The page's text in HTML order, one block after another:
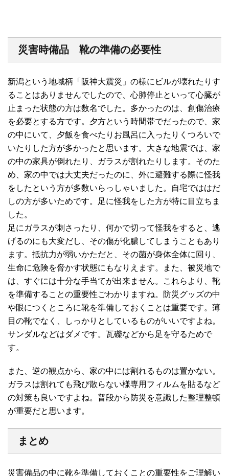
災害時備品 靴の準備の必要性
新潟という地域柄「阪神大震災」の様にビルが壊れたりす
ることはありませんでしたので、心肺停止といって心臓が
止まった状態の方は数名でした。多かったのは、創傷治療
を必要とする方です。夕方という時間帯でだったので、家
の中にいて、夕飯を食べたりお風呂に入ったりくつろいで
いたりした方が多かったと思います。大きな地震では、家
の中の家具が倒れたり、ガラスが割れたりします。そのた
め、家の中では大丈夫だったのに、外に避難する際に怪我
をしたという方が多数いらっしゃいました。自宅でははだ
しの方が多いためです。足に怪我をした方が特に目立ちま
した。
足にガラスが刺さったり、何かで切って怪我をすると、逃
げるのにも大変だし、その傷が化膿してしまうこともあり
ます。抵抗力が弱いかただと、その菌が身体全体に回り、
生命に危険を脅かす状態にもなりえます。また、被災地で
は、すぐには十分な手当てが出来ません。これらより、靴
を準備することの重要性ごわかりますね。防災グッズの中
や眼につくところに靴を準備しておくことは重要です。薄
目の靴でなく、しっかりとしているものがいいですよね。
サンダルなどはダメです。瓦礫などから足を守るためで
す。
また、逆の観点から、家の中には割れるものは置かない。
ガラスは割れても飛び散らない様専用フィルムを貼るなど
の対策も良いですよね。普段から防災を意識した整理整頓
が重要だと思います。
まとめ
災害備品の中に靴を準備しておくことの重要性をご理解い